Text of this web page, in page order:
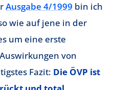
Ausgabe 4/1999 bin ich
wie auf jene in der
um eine erste
von
Fazit: Die ÖVP ist